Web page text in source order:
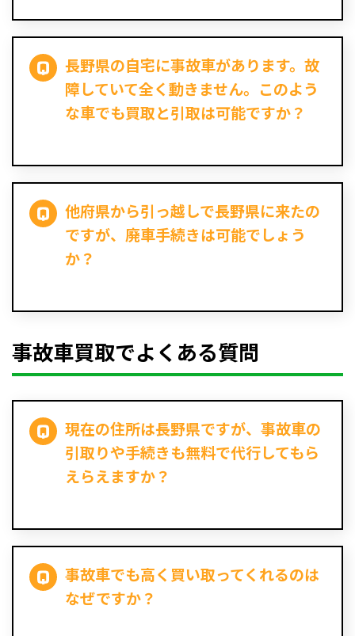
長野県の自宅に事故車があります。故
障していて全く動きません。このよう
な車でも買取と引取は可能ですか？
他府県から引っ越しで長野県に来たの
ですが、廃車手続きは可能でしょう
か？
事故車買取でよくある質問
現在の住所は長野県ですが、事故車の
引取りや手続きも無料で代行してもら
えらえますか？
事故車でも高く買い取ってくれるのは
なぜですか？